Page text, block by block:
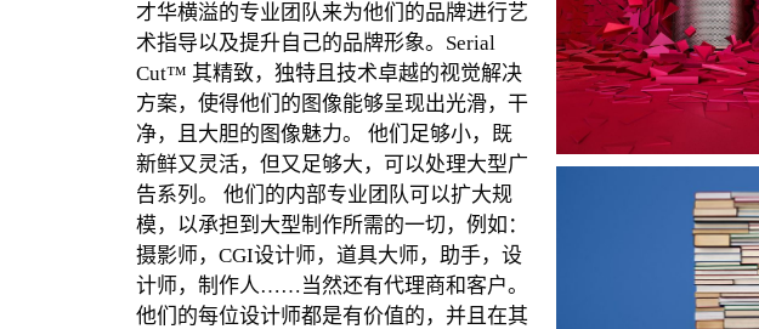
才华横溢的专业团队来为他们的品牌进行艺
术指导以及提升自己的品牌形象。Serial
Cut™ 其精致，独特且技术卓越的视觉解决
方案，使得他们的图像能够呈现出光滑，干
净，且大胆的图像魅力。 他们足够小，既
新鲜又灵活，但又足够大，可以处理大型广
告系列。 他们的内部专业团队可以扩大规
模，以承担到大型制作所需的一切，例如：
摄影师，CGI设计师，道具大师，助手，设
计师，制作人……当然还有代理商和客户。
他们的每位设计师都是有价值的，并且在其